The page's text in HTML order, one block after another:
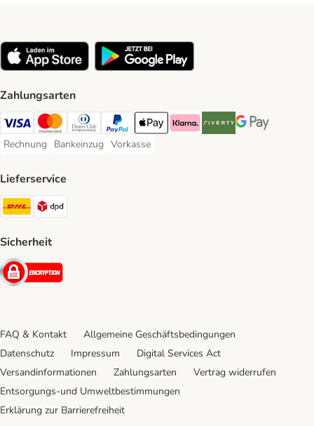
Zahlungsarten
Visa Payment Method
Mastercard Payment Method
Diners Club Payment Method
PayPal Payment Method
Apple Pay Payment Method
Klarna Payment Method
Riverty Payment Method
Google Pay
Rechnung
Rechnung Payment Method
Bankeinzug
Bankeinzug Payment Method
Vorkasse
Vorkasse Payment Method
Lieferservice
DHL Shipping Method
Sicherheit
Security
FAQ & Kontakt
Allgemeine Geschäftsbedingungen
Datenschutz
Impressum
Digital Services Act
Versandinformationen
Zahlungsarten
Vertrag widerrufen
Entsorgungs-und Umweltbestimmungen
Erklärung zur Barrierefreiheit